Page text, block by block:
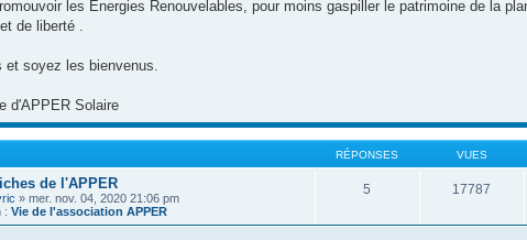
les Énergies Renouvelables, pour moins gaspiller le patrimoine de la
de liberté .
et soyez les bienvenus.
d'APPER Solaire
RÉPONSES VUES
de l'APPER
» mer. nov. 04, 2020 21:06 pm
: Vie de l'association APPER
5 17787